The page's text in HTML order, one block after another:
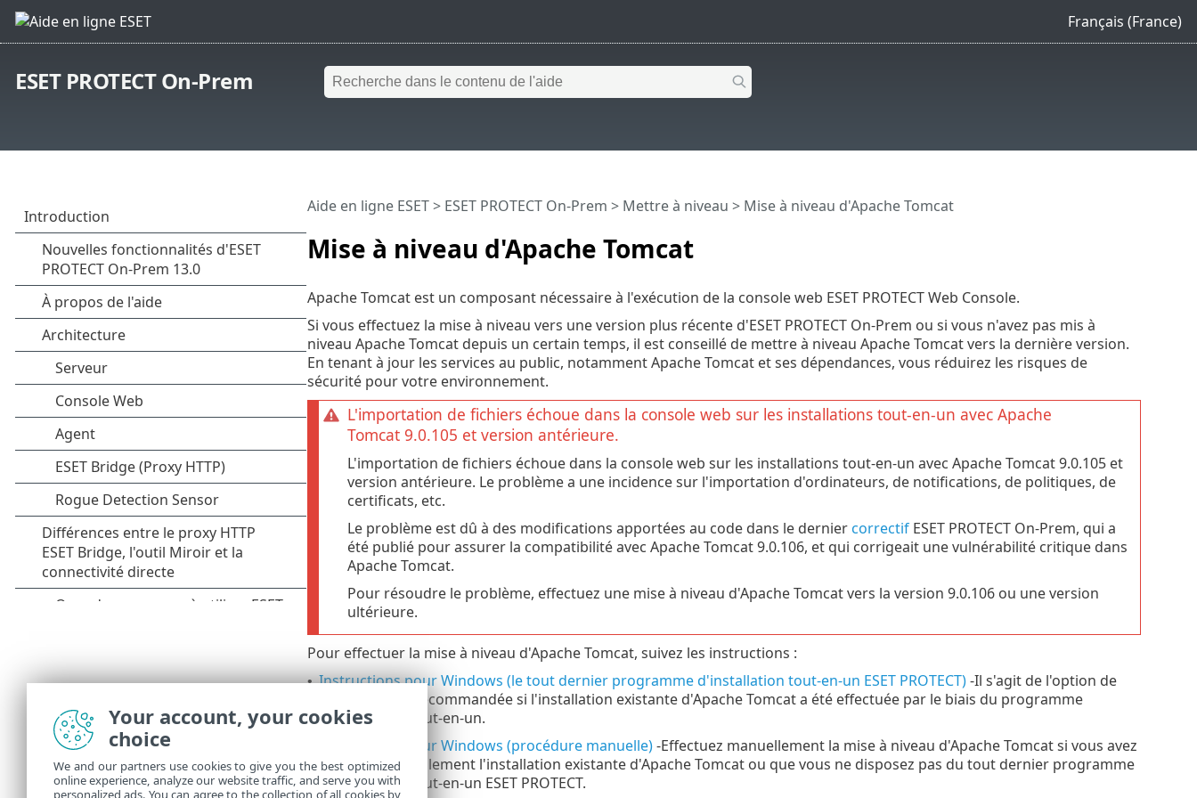
Français (France)
ESET PROTECT On-Prem
Mise à niveau d'Apache Tomcat
Aide en ligne ESET> ESET PROTECT On-Prem > Mettre à niveau > Mise à niveau d'Apache Tomcat
Apache Tomcat est un composant nécessaire à l'exécution de la console web ESET PROTECT Web Console.
Si vous effectuez la mise à niveau vers une version plus récente d'ESET PROTECT On-Prem ou si vous n'avez pas mis à
niveau Apache Tomcat depuis un certain temps, il est conseillé de mettre à niveau Apache Tomcat vers la dernière version.
En tenant à jour les services au public, notamment Apache Tomcat et ses dépendances, vous réduirez les risques de
sécurité pour votre environnement.
L'importation de fichiers échoue dans la console web sur les installations tout-en-un avec Apache
Tomcat 9.0.105 et version antérieure.
L'importation de fichiers échoue dans la console web sur les installations tout-en-un avec Apache Tomcat 9.0.105 et
version antérieure. Le problème a une incidence sur l'importation d'ordinateurs, de notifications, de politiques, de
certificats, etc.
Le problème est dû à des modifications apportées au code dans le derniercorrectifESET PROTECT On-Prem, qui a
été publié pour assurer la compatibilité avec Apache Tomcat 9.0.106, et qui corrigeait une vulnérabilité critique dans
Apache Tomcat.
Pour résoudre le problème, effectuez une mise à niveau d'Apache Tomcat vers la version 9.0.106 ou une version
ultérieure.
Pour effectuer la mise à niveau d'Apache Tomcat, suivez les instructions :
• Instructions pour Windows (le tout dernier programme d'installation tout-en-un ESET PROTECT)-Il s'agit de l'option de
mise à niveau recommandée si l'installation existante d'Apache Tomcat a été effectuée par le biais du programme
d'installation tout-en-un.
Instructions pour Windows (procédure manuelle)-Effectuez manuellement la mise à niveau d'Apache Tomcat si vous avez
effectué manuellement l'installation existante d'Apache Tomcat ou que vous ne disposez pas du tout dernier programme
d'installation tout-en-un ESET PROTECT.
Your account, your cookies
choice
We and our partners use cookies to give you the best optimized
online experience, analyze our website traffic, and serve you with
personalized ads. You can agree to the collection of all cookies by